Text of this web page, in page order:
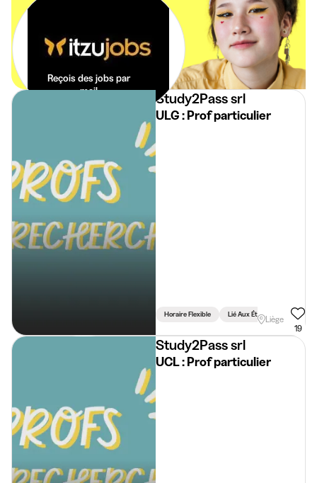
boite mail. Sans
effort.
Reçois des jobs par
mail
Study2Pass srl
ULG : Prof particulier
Horaire Flexible Lié Aux ÉtudesLiège
19
Study2Pass srl
UCL : Prof particulier